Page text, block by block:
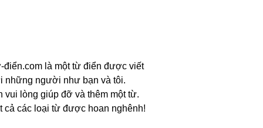
điển.com là một từ điển được viết
những người như bạn và tôi.
vui lòng giúp đỡ và thêm một từ.
cả các loại từ được hoan nghênh!